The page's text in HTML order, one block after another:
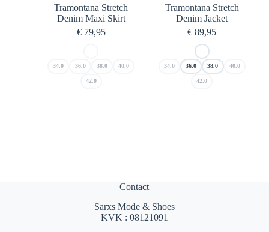
Tramontana Stretch
Denim Maxi Skirt
€79,95
34.0 36.0 38.0 40.0
42.0
Tramontana Stretch
Denim Jacket
€ 89,95
34.0 36.0 38.0 40.0
42.0
Contact
Sarxs Mode & Shoes
KVK : 08121091